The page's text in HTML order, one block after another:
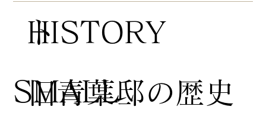
HISTORY
​旧青葉邸の歴史
ト
​SMALL